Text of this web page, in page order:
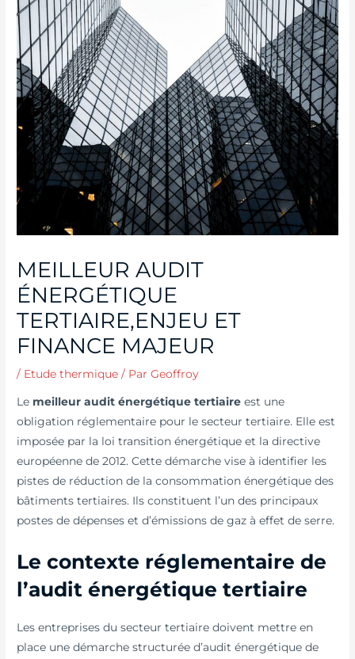
MEILLEUR AUDIT
ÉNERGÉTIQUE
TERTIAIRE,ENJEU ET
FINANCE MAJEUR
/ Etude thermique / ParGeoffroy
Le meilleur audit énergétique tertiaire est une
obligation réglementaire pour le secteur tertiaire. Elle est
imposée par la loi transition énergétique et la directive
européenne de 2012. Cette démarche vise à identifier les
pistes de réduction de la consommation énergétique des
bâtiments tertiaires. Ils constituent l’un des principaux
postes de dépenses et d’émissions de gaz à effet de serre.
Le contexte réglementaire de
l’audit énergétique tertiaire
Les entreprises du secteur tertiaire doivent mettre en
place une démarche structurée d’audit énergétique de